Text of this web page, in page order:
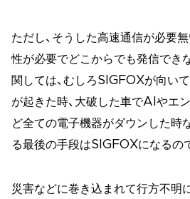
ただし、そうした高速通信が必要
性が必要でどこからでも発信でき
関しては、むしろSIGFOXが向い
が起きた時、大破した車でAIやエ
ど全ての電子機器がダウンした時
る最後の手段はSIGFOXになるの
災害などに巻き込まれて行方不明